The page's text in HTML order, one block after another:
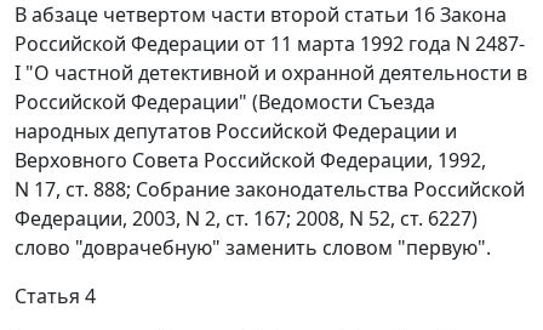
В абзаце четвертом части второй статьи 16 Закона
Российской Федерации от 11 марта 1992 года N 2487-
I "О частной детективной и охранной деятельности в
Российской Федерации" (Ведомости Съезда
народных депутатов Российской Федерации и
Верховного Совета Российской Федерации, 1992,
N 17, ст. 888; Собрание законодательства Российской
Федерации, 2003, N 2, ст. 167; 2008, N 52, ст. 6227)
слово "доврачебную" заменить словом "первую".
Статья 4